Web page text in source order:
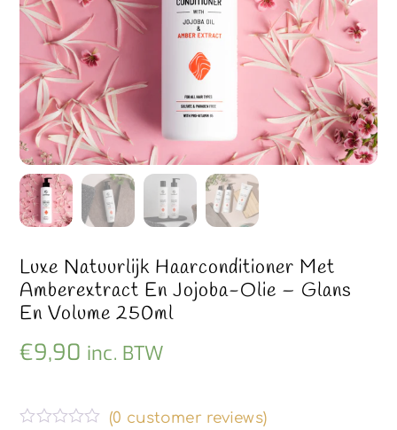
Luxe Natuurlijk Haarconditioner Met
Amberextract En Jojoba-Olie – Glans
En Volume 250ml
€9,90 inc. BTW
(0 customer reviews)